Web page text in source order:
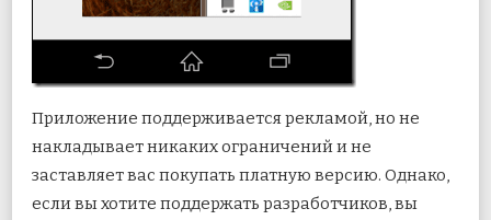
Приложение поддерживается рекламой, но не
накладывает никаких ограничений и не
заставляет вас покупать платную версию. Однако,
если вы хотите поддержать разработчиков, вы